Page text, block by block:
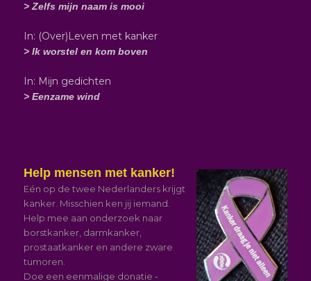
> Zelfs mijn naam is mooi
In: (Over)Leven met kanker
> Ik worstel en kom boven
In: Mijn gedichten
> Eenzame wind
Help mensen met kanker!
Eén op de twee Nederlanders krijgt
kanker. Misschien ken jij iemand.
Help mee aan onderzoek naar
borstkanker, darmkanker,
prostaatkanker en andere zware
tumoren.
Doe een eenmalige donatie -